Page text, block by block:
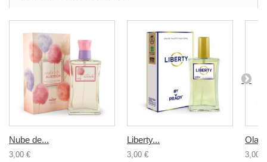
Nube de...
3,00 €
Liberty...
3,00 € 3,00 €